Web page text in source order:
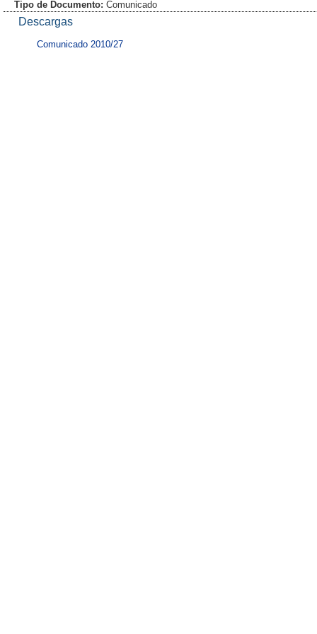
Tipo de Documento: Comunicado
Descargas
Comunicado 2010/27